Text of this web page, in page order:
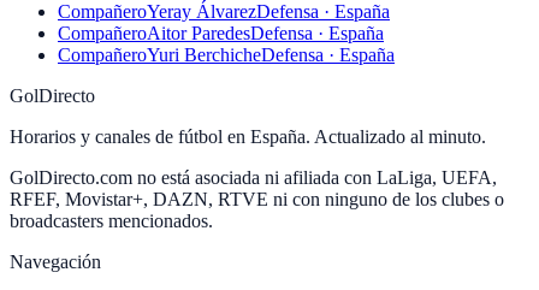
CompañeroYeray ÁlvarezDefensa · España
CompañeroAitor ParedesDefensa · España
CompañeroYuri BerchicheDefensa · España
GolDirecto
Horarios y canales de fútbol en España. Actualizado al minuto.
GolDirecto.com no está asociada ni afiliada con LaLiga, UEFA,
RFEF, Movistar+, DAZN, RTVE ni con ninguno de los clubes o
broadcasters mencionados.
Navegación